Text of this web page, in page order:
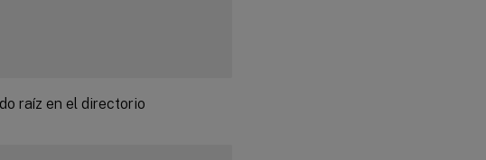
raíz en el directorio